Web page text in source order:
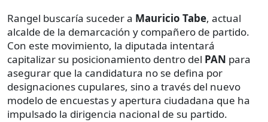
Rangel buscaría suceder a Mauricio Tabe, actual
alcalde de la demarcación y compañero de partido.
Con este movimiento, la diputada intentará
capitalizar su posicionamiento dentro del PAN para
asegurar que la candidatura no se defina por
designaciones cupulares, sino a través del nuevo
modelo de encuestas y apertura ciudadana que ha
impulsado la dirigencia nacional de su partido.